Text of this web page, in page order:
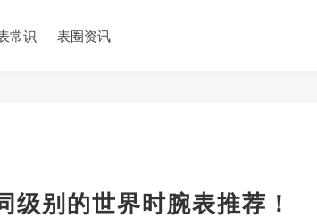
常识 表圈资讯
别的世界时腕表推荐！